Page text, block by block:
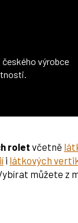
výrobce
rolet včetně
i látkových
můžete z